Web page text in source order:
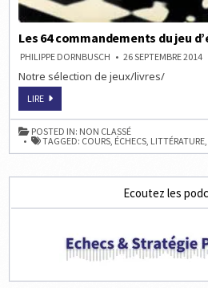
Les 64 commandements du jeu
PHILIPPE DORNBUSCH 26 SEPTEMBRE 2014
Notre sélection de jeux/livres/
LIRELES
COMMANDEMENTS
DU
JEU
D’ÉCHECS
POSTED IN: NON CLASSÉ
TAGGED: COURS, ÉCHECS, LITTÉRATURE,
Ecoutez les